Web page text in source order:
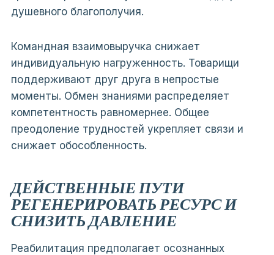
душевного благополучия.
Командная взаимовыручка снижает
индивидуальную нагруженность. Товарищи
поддерживают друг друга в непростые
моменты. Обмен знаниями распределяет
компетентность равномернее. Общее
преодоление трудностей укрепляет связи и
снижает обособленность.
ДЕЙСТВЕННЫЕ ПУТИ
РЕГЕНЕРИРОВАТЬ РЕСУРС И
СНИЗИТЬ ДАВЛЕНИЕ
Реабилитация предполагает осознанных